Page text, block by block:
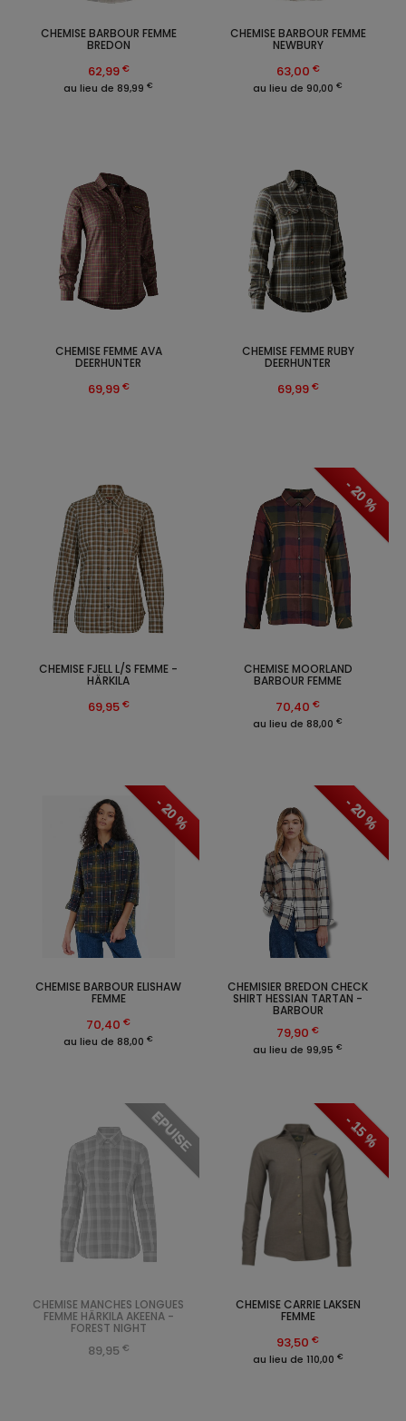
CHEMISE BARBOUR FEMME
BREDON
62,99 €
au lieu de 89,99 €
CHEMISE BARBOUR FEMME
NEWBURY
63,00 €
au lieu de 90,00 €
CHEMISE FEMME AVA
DEERHUNTER
69,99 €
CHEMISE FEMME RUBY
DEERHUNTER
69,99 €
- 20 %
CHEMISE MOORLAND
BARBOUR FEMME
70,40 €
au lieu de 88,00 €
- 20 %
CHEMISE BARBOUR ELISHAW
FEMME
70,40 €
au lieu de 88,00 €
- 15 %
CHEMISE CARRIE LAKSEN
FEMME
93,50 €
au lieu de 110,00 €
- 20 %
CHEMISIER BREDON CHECK
SHIRT HESSIAN TARTAN -
BARBOUR
79,90 €
au lieu de 99,95 €
CHEMISE FJELL L/S FEMME -
HÄRKILA
69,95 €
EPUISE
CHEMISE MANCHES LONGUES
FEMME HÄRKILA AKEENA -
FOREST NIGHT
89,95 €